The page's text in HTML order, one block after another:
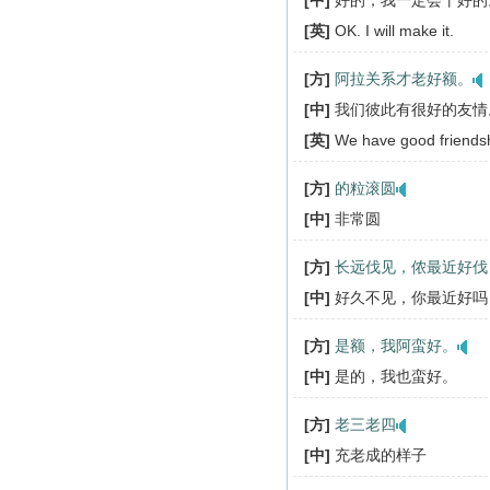
[英] OK. I will make it.
[方] 阿拉关系才老好额。
[中] 我们彼此有很好的友情
[英] We have good
[方] 的粒滚圆
[中] 非常圆
[方] 长远伐见，侬最近好伐
[中] 好久不见，你最近好吗
[方] 是额，我阿蛮好。
[中] 是的，我也蛮好。
[方] 老三老四
[中] 充老成的样子